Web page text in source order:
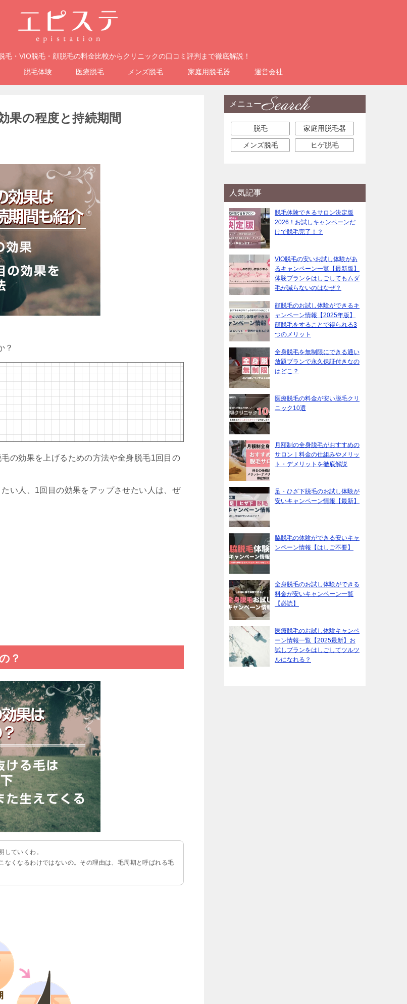
毛・VIO脱毛・顔脱毛の料金比較からクリニックの口コミ評判まで徹底解説！
脱毛体験 医療脱毛 メンズ脱毛 家庭用脱毛器 運営会社
果の程度と持続期間
？
の効果を上げるための方法や全身脱毛1回目の
い人、1回目の効果をアップさせたい人は、ぜ
？
していくわ。
なくなるわけではないの。その理由は、毛周期と呼ばれる毛
メニュー
脱毛 家庭用脱毛器
メンズ脱毛 ヒゲ脱毛
人気記事
脱毛体験できるサロン決定版
2026！お試しキャンペーンだ
けで脱毛完了！？
VIO脱毛の安いお試し体験があ
るキャンペーン一覧【最新版】
体験プランをはしごしてもムダ
毛が減らないのはなぜ？
顔脱毛のお試し体験ができるキ
ャンペーン情報【2025年版】
顔脱毛をすることで得られる3
つのメリット
全身脱毛を無制限にできる通い
放題プランで永久保証付きなの
はどこ？
医療脱毛の料金が安い脱毛クリ
ニック10選
月額制の全身脱毛がおすすめの
サロン｜料金の仕組みやメリッ
ト・デメリットを徹底解説
足・ひざ下脱毛のお試し体験が
安いキャンペーン情報【最新】
脇脱毛の体験ができる安いキャ
ンペーン情報【はしご不要】
全身脱毛のお試し体験ができる
料金が安いキャンペーン一覧
【必読】
医療脱毛のお試し体験キャンペ
ーン情報一覧【2025最新】お
試しプランをはしごしてツルツ
ルになれる？